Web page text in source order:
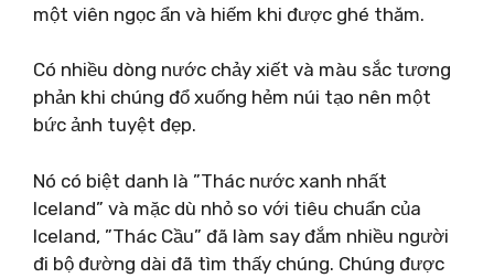
một viên ngọc ẩn và hiếm khi được ghé thăm.
Có nhiều dòng nước chảy xiết và màu sắc tương
phản khi chúng đổ xuống hẻm núi tạo nên một
bức ảnh tuyệt đẹp.
Nó có biệt danh là ”Thác nước xanh nhất
Iceland” và mặc dù nhỏ so với tiêu chuẩn của
Iceland, ”Thác Cầu” đã làm say đắm nhiều người
đi bộ đường dài đã tìm thấy chúng. Chúng được